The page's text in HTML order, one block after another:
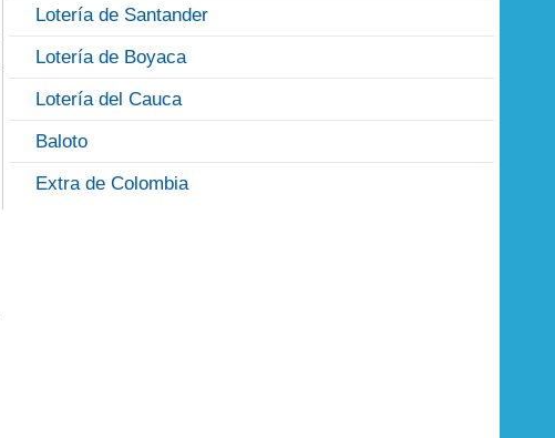
Lotería de Santander
Lotería de Boyaca
Lotería del Cauca
Baloto
Extra de Colombia